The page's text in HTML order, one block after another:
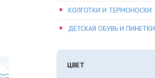
КОЛГОТКИ И ТЕРМОНОСКИ
ДЕТСКАЯ ОБУВЬ И ПИНЕТКИ
ЦВЕТ